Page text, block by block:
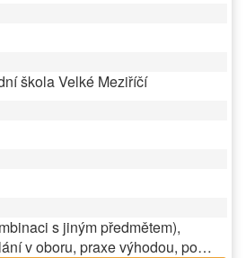
škola Velké Meziříčí
s jiným předmětem),
v oboru, praxe výhodou, po…